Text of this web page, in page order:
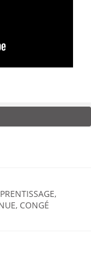
CONGÉ